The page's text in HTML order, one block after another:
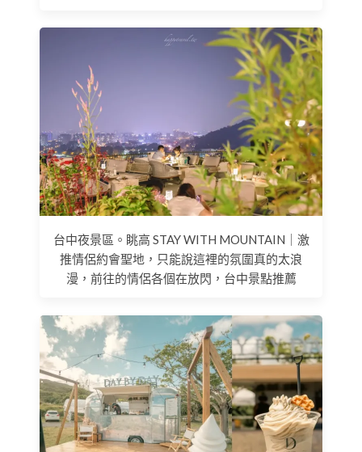
台中夜景區。眺高 STAY WITH MOUNTAIN｜激
推情侶約會聖地，只能說這裡的氛圍真的太浪
漫，前往的情侶各個在放閃，台中景點推薦